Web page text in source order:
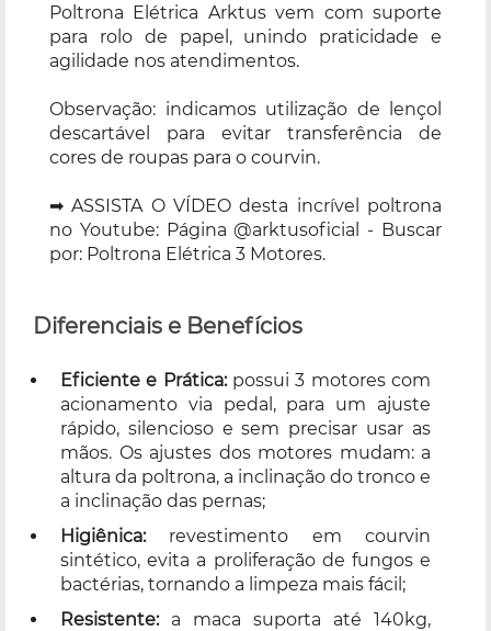
Poltrona Elétrica Arktus vem com suporte
para rolo de papel, unindo praticidade e
agilidade nos atendimentos.
Observação: indicamos utilização de lençol
descartável para evitar transferência de
cores de roupas para o courvin.
➡ ASSISTA O VÍDEO desta incrível poltrona
no Youtube: Página @arktusoficial - Buscar
por: Poltrona Elétrica 3 Motores.
Diferenciais e Benefícios
Eficiente e Prática:possui 3 motores com
acionamento via pedal, para um ajuste
rápido, silencioso e sem precisar usar as
mãos. Os ajustes dos motores mudam: a
altura da poltrona, a inclinação do tronco e
a inclinação das pernas;
Higiênica: revestimento em courvin
sintético, evita a proliferação de fungos e
bactérias, tornando a limpeza mais fácil;
Resistente: a maca suporta até 140kg,